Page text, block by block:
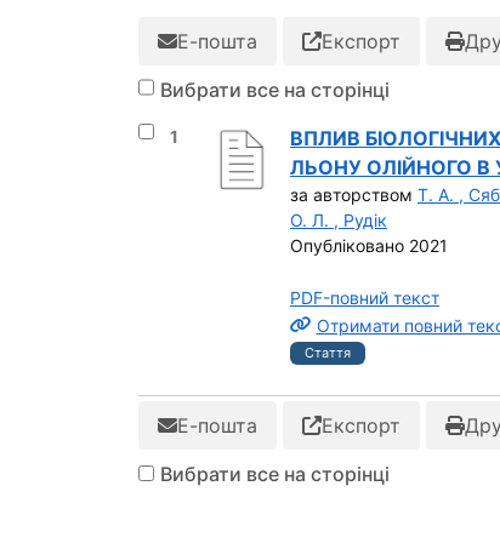
Е-пошта Експорт
Вибрати все на сторінці
Вибрати результат під номером 1
1
ВПЛИВ
ЛЬОНУ ОЛІЙНОГО В
за авторством Т. А. ,
О. Л. , Рудік
Опубліковано 2021
PDF-повний текст
Отримати повний
Стаття
Е-пошта Експорт
Вибрати все на сторінці